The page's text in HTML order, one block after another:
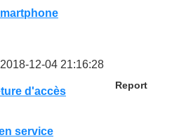
12-04 21:16:28
Report
d'accès
service